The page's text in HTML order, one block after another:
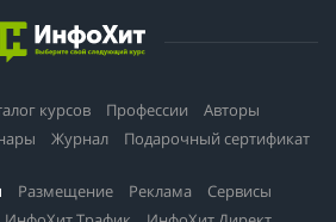
курсов Профессии
Авторы
Журнал Подарочный сертификат
Размещение Реклама
Сервисы